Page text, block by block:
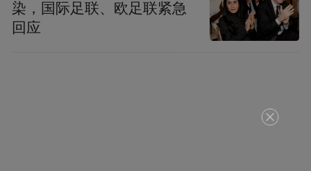
染，国际足联、欧足联紧急
回应